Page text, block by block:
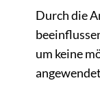
Durch die
um keine